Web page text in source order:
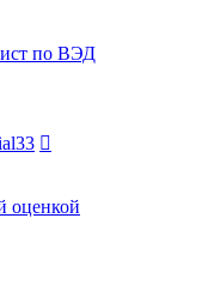
по ВЭД
оценкой